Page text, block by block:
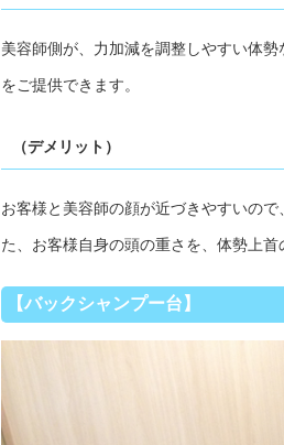
美容師側が、力加減を調整しやすい体
をご提供できます。
（デメリット）
お客様と美容師の顔が近づきやすいの
た、お客様自身の頭の重さを、体勢上
【バックシャンプー台】